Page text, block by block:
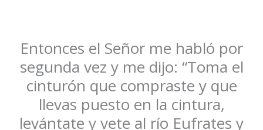
Entonces el Señor me habló por
segunda vez y me dijo: “Toma el
cinturón que compraste y que
llevas puesto en la cintura,
levántate y vete al río Eufrates y